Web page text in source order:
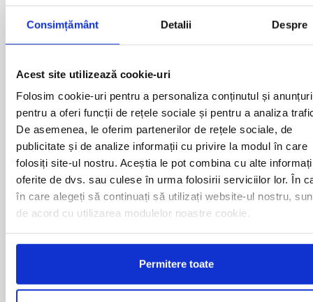
Consimțământ Detalii Despre
Acest site utilizează cookie-uri
Folosim cookie-uri pentru a personaliza conținutul și
pentru a oferi funcții de rețele sociale și pentru a analiza
De asemenea, le oferim partenerilor de rețele sociale, de
publicitate și de analize informații cu privire la modul în care
folosiți site-ul nostru. Aceștia le pot combina cu alte
oferite de dvs. sau culese în urma folosirii serviciilor lor. În
în care alegeți să continuați să utilizați website-ul nostru,
de acord cu utilizarea modulelor noastre cookie.
Permitere toate
ACAS
ADJUD
ALEXANDRIA
ARAD
BACAU
BAIA MARE
BAILE HERCULANE
BAILESTI
BALS-IS
BALS-OT
BARCA
BARLAD
BECLEAN
BLAJ
LUGOJ
MAGLAVIT
MOINESTI
MOTCA
NUSFALAU
OLTENITA
ONESTI
ORADEA
ORSOVA
PASCANI
PERICEI
PERISOR
PIATRA NEAMT
PISCU VECHI
PITESTI
PLOIESTI